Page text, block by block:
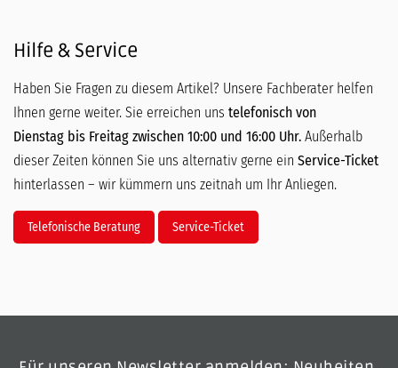
Hilfe & Service
Haben Sie Fragen zu diesem Artikel? Unsere Fachberater helfen
Ihnen gerne weiter. Sie erreichen uns telefonisch von
Dienstag bis Freitag zwischen 10:00 und 16:00 Uhr. Außerhalb
dieser Zeiten können Sie uns alternativ gerne ein Service-Ticket
hinterlassen – wir kümmern uns zeitnah um Ihr Anliegen.
Telefonische Beratung Service-Ticket